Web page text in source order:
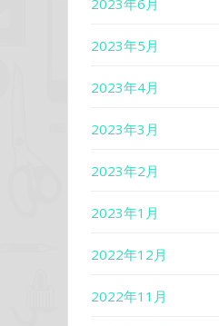
2023年6月
2023年5月
2023年4月
2023年3月
2023年2月
2023年1月
2022年12月
2022年11月